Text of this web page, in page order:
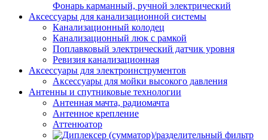
Фонарь карманный, ручной электрический
Аксессуары для канализационной системы
Канализационный колодец
Канализационный люк с рамкой
Поплавковый электрический датчик уровня
Ревизия канализационная
Аксессуары для электроинструментов
Аксессуары для мойки высокого давления
Антенны и спутниковые технологии
Антенная мачта, радиомачта
Антенное крепление
Аттенюатор